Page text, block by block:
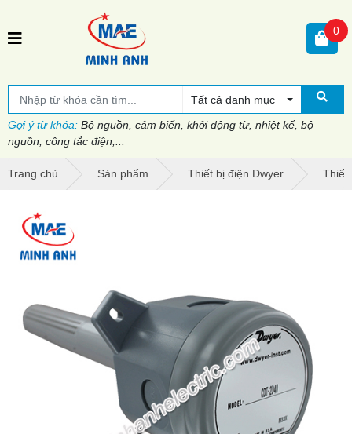
Tất cả danh mục
Gợi ý từ khóa: Bộ nguồn, cảm biến, khởi động từ, nhiệt kế, bộ
nguồn, công tắc điện,...
0
Trang chủ Sản phẩm Thiết bị điện Dwyer Thiết